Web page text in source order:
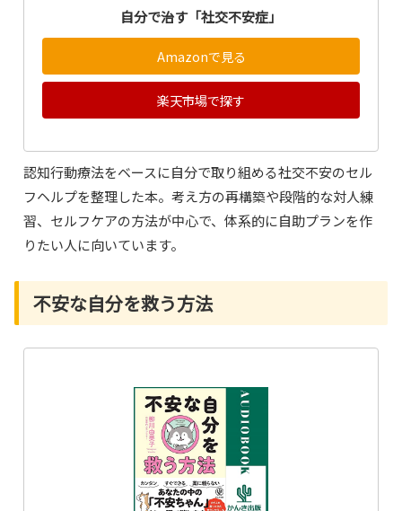
自分で治す「社交不安症」
Amazonで見る
楽天市場で探す
認知行動療法をベースに自分で取り組める社交不安のセル
フヘルプを整理した本。考え方の再構築や段階的な対人練
習、セルフケアの方法が中心で、体系的に自助プランを作
りたい人に向いています。
不安な自分を救う方法